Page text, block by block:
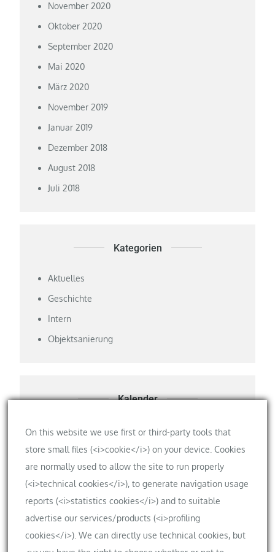
November 2020
Oktober 2020
September 2020
Mai 2020
März 2020
November 2019
Januar 2019
Dezember 2018
August 2018
Juli 2018
Kategorien
Aktuelles
Geschichte
Intern
Objektsanierung
Kalender
Privater Kalender der Bauherren
Meta
Anmelden
Eintrags-Feed
On this website we use first or third-party tools that
store small files (<i>cookie</i>) on your device. Cookies
are normally used to allow the site to run properly
(<i>technical cookies</i>), to generate navigation usage
reports (<i>statistics cookies</i>) and to suitable
advertise our services/products (<i>profiling
cookies</i>). We can directly use technical cookies, but